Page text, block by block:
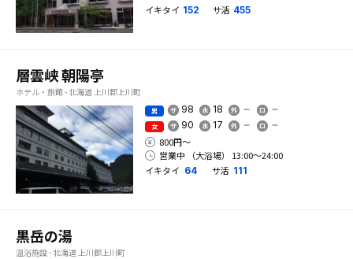
イキタイ 152 サ活 455
層雲峡 朝陽亭
ホテル・旅館 - 北海道 上川郡上川町
男 98 18
女 90 17
800円〜
営業中 （大浴場） 13:00〜24:00
イキタイ 64 サ活 111
黒岳の湯
温浴施設 - 北海道 上川郡上川町